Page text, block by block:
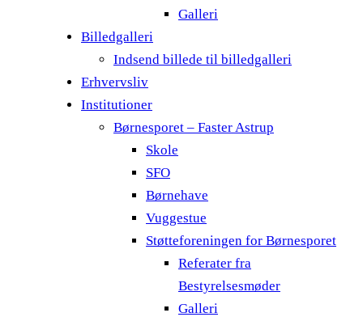
Galleri
Billedgalleri
Indsend billede til billedgalleri
Erhvervsliv
Institutioner
Børnesporet – Faster Astrup
Skole
SFO
Børnehave
Vuggestue
Støtteforeningen for Børnesporet
Referater fra
Bestyrelsesmøder
Galleri